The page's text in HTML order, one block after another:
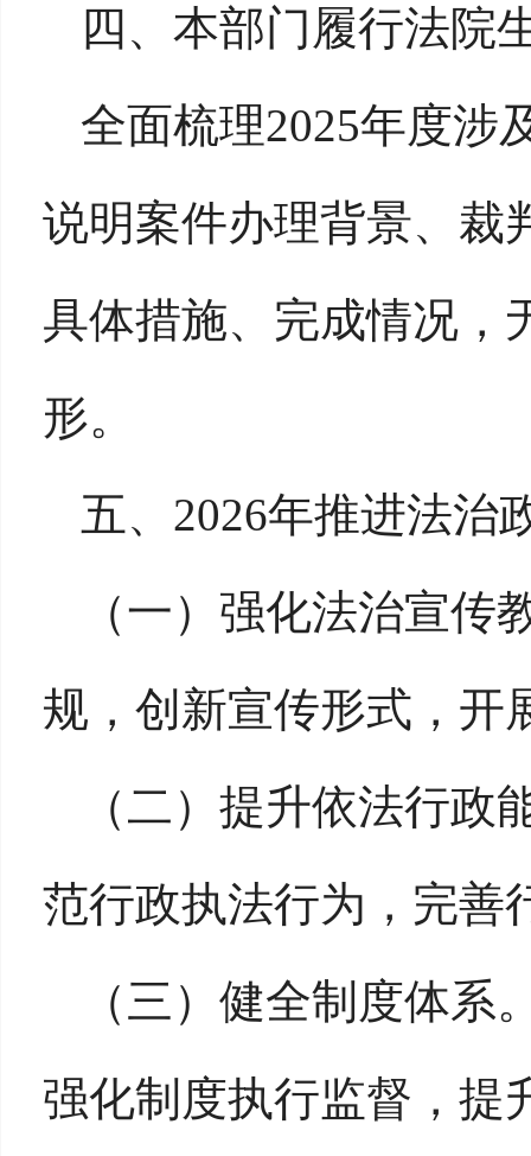
四、本部门履行法院
全面梳理2025年度涉
说明案件办理背景、裁
具体措施、完成情况，
形。
五、 2026年推进法治
（一）强化法治宣传
规，创新宣传形式，开
（二）提升依法行政
范行政执法行为，完善
（三）健全制度体系
强化制度执行监督，提